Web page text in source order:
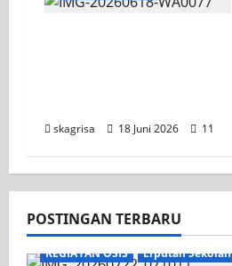
skagrisa 18 Juni 2026 11
POSTINGAN TERBARU
KEGIATAN OSIS Liputan Sekolah